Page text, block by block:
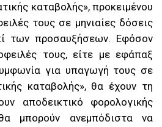
καταβολής», προκειμένου
τους σε μηνιαίες δόσεις
των προσαυξήσεων. Εφόσον
τους, είτε με εφάπαξ
για υπαγωγή τους σε
καταβολής», θα έχουν τη
αποδεικτικό φορολογικής
μπορούν ανεμπόδιστα να